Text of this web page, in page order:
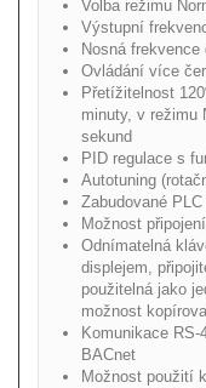
Volba režimu
Výstupní
Nosná
Ovládání více
Přetížitelnost
minuty, v režimu
sekund
PID regulace s
Autotuning
Zabudované
Možnost
Odnímatelná
displejem,
použitelná jako
možnost
Komunikace
BACnet
Možnost použití